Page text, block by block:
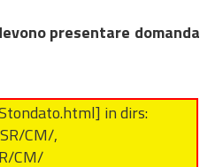
presentare domanda
in dirs:
CM/,
CM/